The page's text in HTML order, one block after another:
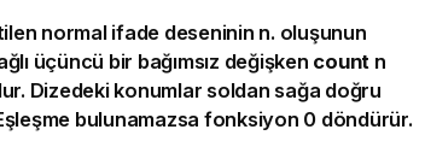
normal ifade deseninin n. oluşunun
üçüncü bir bağımsız değişken count n
Dizedeki konumlar soldan sağa doğru
bulunamazsa fonksiyon 0 döndürür.